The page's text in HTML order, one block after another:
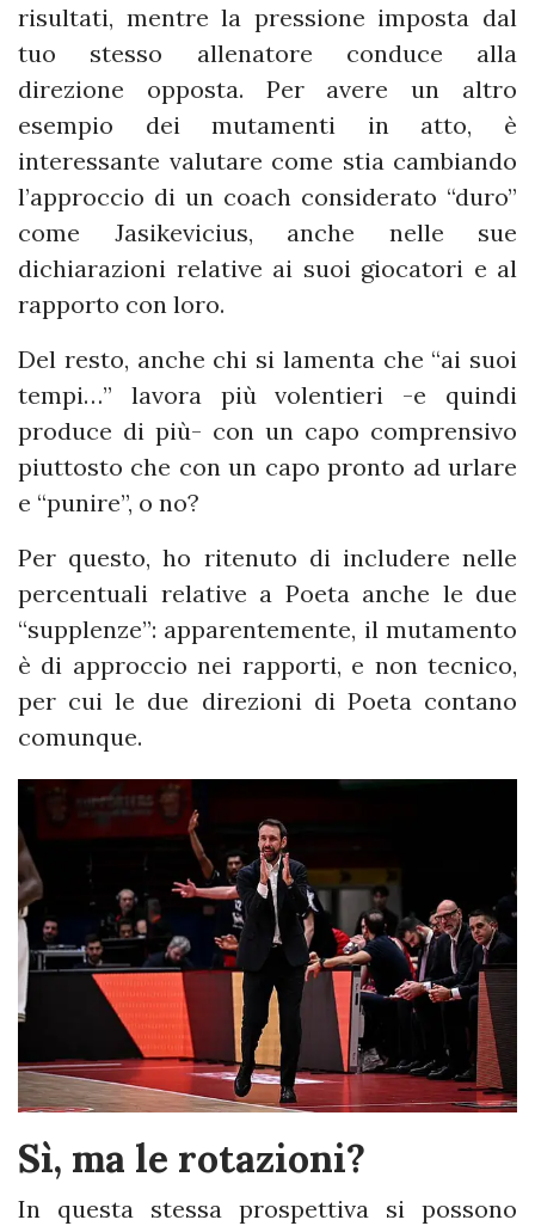
risultati, mentre la pressione imposta dal
tuo stesso allenatore conduce alla
direzione opposta. Per avere un altro
esempio dei mutamenti in atto, è
interessante valutare come stia cambiando
l’approccio di un coach considerato “duro”
come Jasikevicius, anche nelle sue
dichiarazioni relative ai suoi giocatori e al
rapporto con loro.
Del resto, anche chi si lamenta che “ai suoi
tempi…” lavora più volentieri -e quindi
produce di più- con un capo comprensivo
piuttosto che con un capo pronto ad urlare
e “punire”, o no?
Per questo, ho ritenuto di includere nelle
percentuali relative a Poeta anche le due
“supplenze”: apparentemente, il mutamento
è di approccio nei rapporti, e non tecnico,
per cui le due direzioni di Poeta contano
comunque.
Sì, ma le rotazioni?
In questa stessa prospettiva si possono